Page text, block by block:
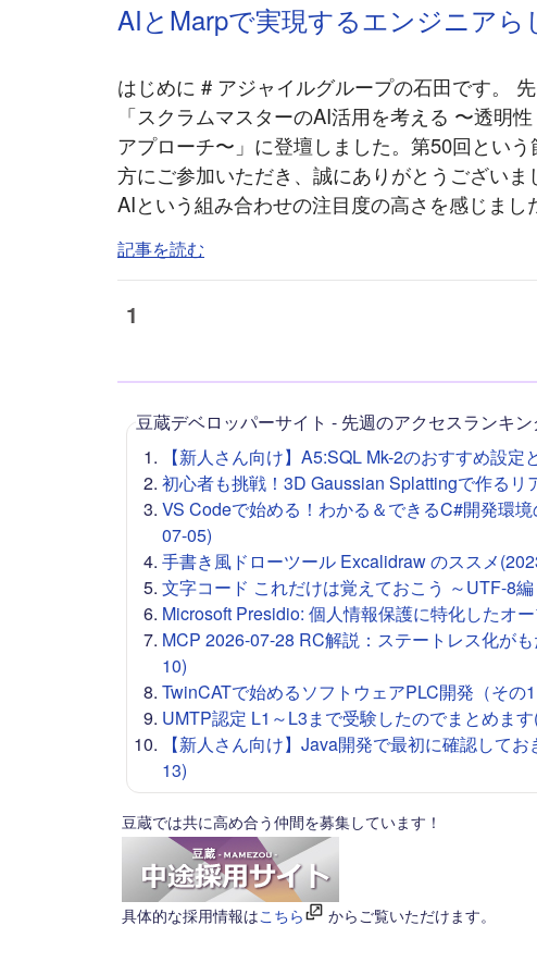
AIとMarpで実現するエンジニア
はじめに # アジャイルグループの石田です。
「スクラムマスターのAI活用を考える 〜透明
アプローチ〜」に登壇しました。第50回とい
方にご参加いただき、誠にありがとうござい
AIという組み合わせの注目度の高さを感じまし
記事を読む
1
豆蔵デベロッパーサイト - 先週のアクセスランキ
【新人さん向け】A5:SQL Mk-2のおすすめ設定
初心者も挑戦！3D Gaussian Splattingで作る
VS Codeで始める！わかる＆できるC#開発環
07-05)
手書き風ドローツール Excalidraw のススメ
文字コード これだけは覚えておこう ～UTF-8
Microsoft Presidio: 個人情報保護に特化したオ
MCP 2026-07-28 RC解説：ステートレス化が
10)
TwinCATで始めるソフトウェアPLC開発（その
UMTP認定 L1～L3まで受験したのでまとめま
【新人さん向け】Java開発で最初に確認して
13)
豆蔵では共に高め合う仲間を募集しています！
具体的な採用情報はこちら からご覧いただけます。